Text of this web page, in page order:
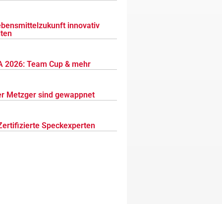
innovativ
2026: Team Cup & mehr
Metzger sind gewappnet
Speckexperten